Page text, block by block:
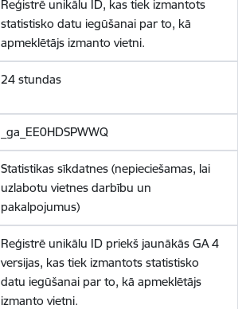
Reģistrē unikālu ID, kas tiek izmantots
statistisko datu iegūšanai par to, kā
apmeklētājs izmanto vietni.
24 stundas
_ga_EE0HDSPWWQ
Statistikas sīkdatnes (nepieciešamas, lai
uzlabotu vietnes darbību un
pakalpojumus)
Reģistrē unikālu ID priekš jaunākās GA 4
versijas, kas tiek izmantots statistisko
datu iegūšanai par to, kā apmeklētājs
izmanto vietni.